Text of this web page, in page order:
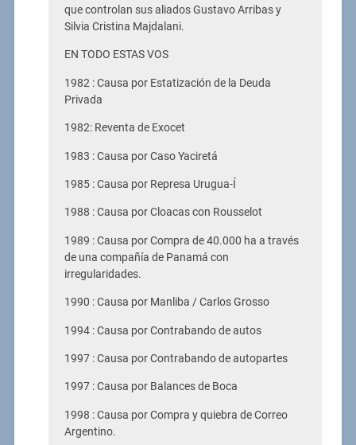
que controlan sus aliados Gustavo Arribas y
Silvia Cristina Majdalani.
EN TODO ESTAS VOS
1982 : Causa por Estatización de la Deuda
Privada
1982: Reventa de Exocet
1983 : Causa por Caso Yaciretá
1985 : Causa por Represa Urugua-Í
1988 : Causa por Cloacas con Rousselot
1989 : Causa por Compra de 40.000 ha a través
de una compañía de Panamá con
irregularidades.
1990 : Causa por Manliba / Carlos Grosso
1994 : Causa por Contrabando de autos
1997 : Causa por Contrabando de autopartes
1997 : Causa por Balances de Boca
1998 : Causa por Compra y quiebra de Correo
Argentino.